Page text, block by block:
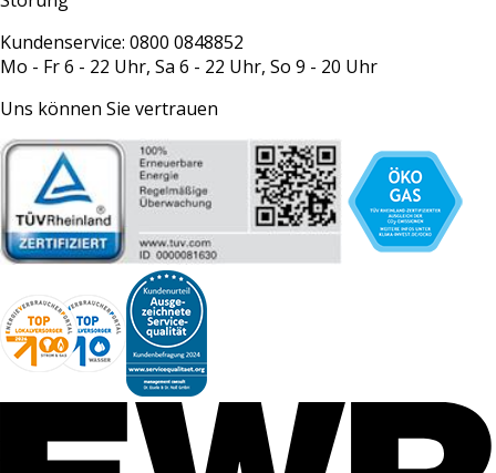
Kundenservice: 0800 0848852
Mo - Fr 6 - 22 Uhr, Sa 6 - 22 Uhr, So 9 - 20 Uhr
Uns können Sie vertrauen